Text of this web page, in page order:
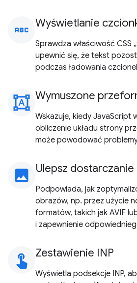
abc Wyświetlanie
Sprawdza właściwość CSS
upewnić się, że tekst
podczas ładowania
format_shapes Wymuszone
Wskazuje, kiedy JavaScript
obliczenie układu strony
może powodować
image Ulepsz
Podpowiada, jak
obrazów, np. przez użycie
formatów, takich jak AVIF
i zapewnienie
touch_app Zestawienie INP
Wyświetla podsekcje INP,